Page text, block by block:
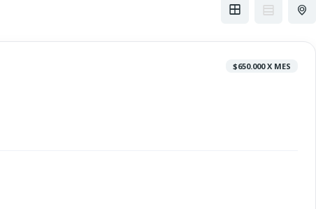
$650.000 X MES